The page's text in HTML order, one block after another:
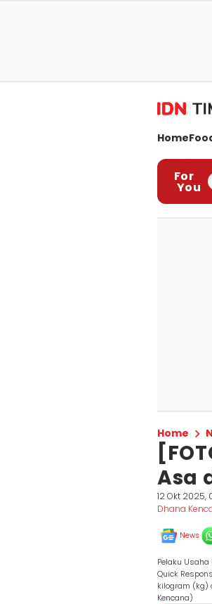
Home
For
You
Home
Asa
12 Okt 2025,
Dhana
News
Pelaku
Quick
kilogram (kg)
Kencana)